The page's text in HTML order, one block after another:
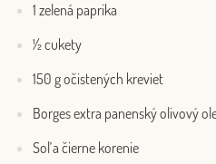
1 zelená paprika
½ cukety
150 g očistených kreviet
Borges extra panenský olivový
Soľ a čierne korenie